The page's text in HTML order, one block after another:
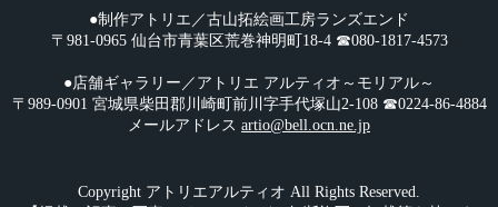
●制作アトリエ／古山拓絵画工房ランズエンド
〒981-0965 仙台市青葉区荒巻神明町18-4 ☎︎080-1817-4573
●店舗ギャラリー／アトリエ アルティオ～モリアル～
〒989-0901 宮城県柴田郡川崎町前川字手代塚山2-108 ☎︎0224-86-4884
メールアドレス artio@bell.ocn.ne.jp
Copyright アトリエアルティオ All Rights Reserved.